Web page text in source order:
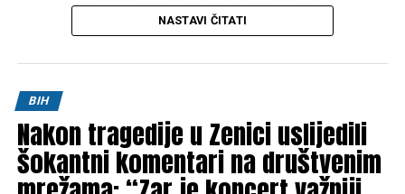
Četvrtim korpusom Armije RBiH
politička pitanja Generalštaba Armije RBiH.
Za doprinos u odbrani Bosne i Hercegovine odlikovan je
brojnim vojnim i državnim priznanjima te je ostao upamćen
kao jedan od ključnih stratega u organizaciji i razvoju Armije
Republike Bosne i Hercegovine.
NASTAVI ČITATI
BIH
Nakon tragedije u Zenici uslijedili
šokantni komentari na društvenim